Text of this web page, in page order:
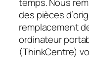
des pièces
remplacement
ordinateur
(ThinkCentre)